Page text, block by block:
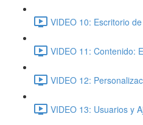
VIDEO 10: Escritorio
VIDEO 11: Contenido:
VIDEO 12:
VIDEO 13: Usuarios y